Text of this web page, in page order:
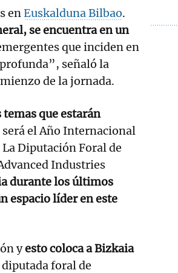
enEuskalduna Bilbao.
se encuentra en un
que inciden en
señaló la
de la jornada.
que estarán
será el Año Internacional
Diputación Foral de
Industries
durante los últimos
espacio líder en este
yesto coloca a Bizkaia
foral de